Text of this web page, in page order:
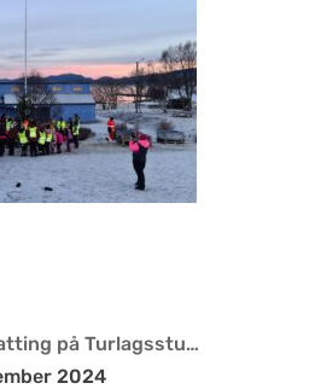
på Turlagsstu…
2024